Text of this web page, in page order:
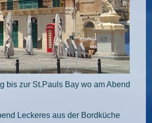
bis zur St.Pauls Bay wo am Abend
Leckeres aus der Bordküche